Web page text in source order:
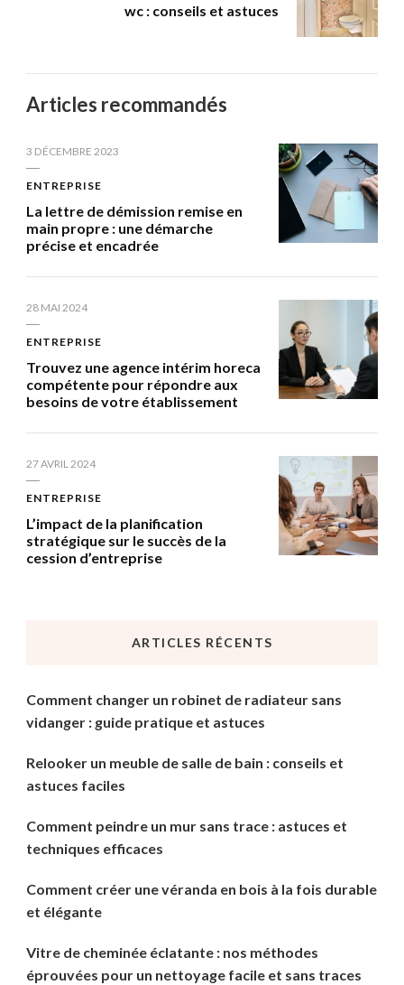
wc : conseils et astuces
Articles recommandés
3 DÉCEMBRE 2023
ENTREPRISE
La lettre de démission remise en
main propre : une démarche
précise et encadrée
28 MAI 2024
ENTREPRISE
Trouvez une agence intérim horeca
compétente pour répondre aux
besoins de votre établissement
27 AVRIL 2024
ENTREPRISE
L’impact de la planification
stratégique sur le succès de la
cession d’entreprise
ARTICLES RÉCENTS
Comment changer un robinet de radiateur sans
vidanger : guide pratique et astuces
Relooker un meuble de salle de bain : conseils et
astuces faciles
Comment peindre un mur sans trace : astuces et
techniques efficaces
Comment créer une véranda en bois à la fois durable
et élégante
Vitre de cheminée éclatante : nos méthodes
éprouvées pour un nettoyage facile et sans traces